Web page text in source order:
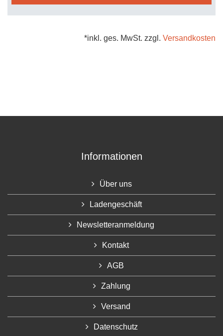
*inkl. ges. MwSt. zzgl. Versandkosten
Informationen
Über uns
Ladengeschäft
Newsletteranmeldung
Kontakt
AGB
Zahlung
Versand
Datenschutz